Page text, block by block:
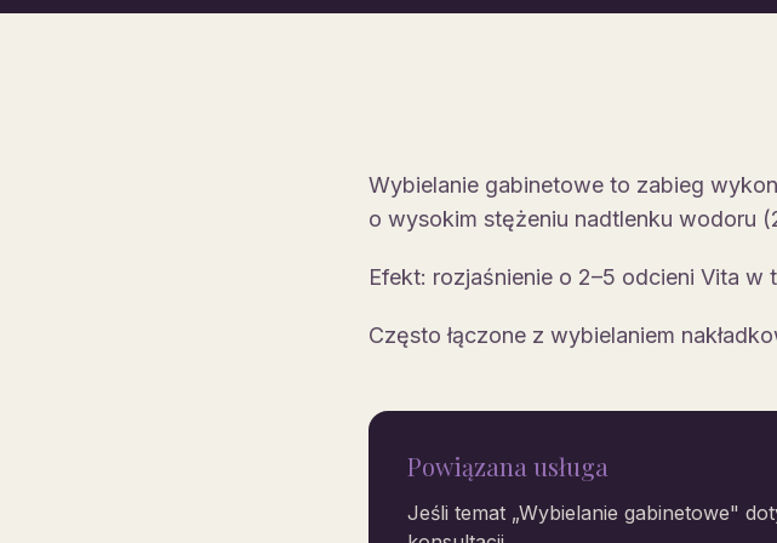
Wybielanie gabinetowe to zabieg
o wysokim stężeniu nadtlenku wodoru
Efekt: rozjaśnienie o 2–5 odcieni Vita w
Często łączone z wybielaniem
Powiązana usługa
Jeśli temat „Wybielanie gabinetowe"